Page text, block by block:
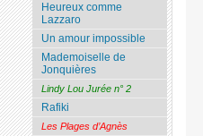
Heureux comme
Lazzaro
Un amour impossible
Mademoiselle de
Jonquières
Lindy Lou Jurée n° 2
Rafiki
Les Plages d’Agnès